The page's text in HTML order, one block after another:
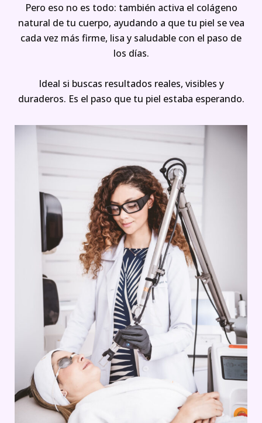
Pero eso no es todo: también activa el colágeno
natural de tu cuerpo, ayudando a que tu piel se vea
cada vez más firme, lisa y saludable con el paso de
los días.
Ideal si buscas resultados reales, visibles y
duraderos. Es el paso que tu piel estaba esperando.